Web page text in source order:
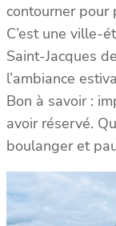
contourner pour
C’est une ville-
Saint-Jacques
l’ambiance
Bon à savoir :
avoir réservé.
boulanger et